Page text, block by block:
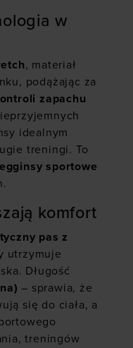
w
, materiał
podążając za
zapachu
idealnym
treningi. To
sportowe
komfort
pas z
utrzymuje
Długość
– sprawia, że
się do ciała, a
treningów